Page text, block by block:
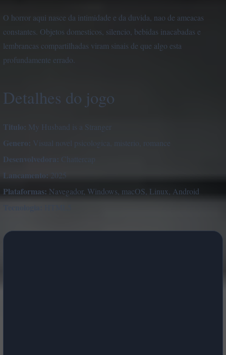
O horror aqui nasce da intimidade e da duvida, nao de ameacas
constantes. Objetos domesticos, silencio, bebidas inacabadas e
lembrancas compartilhadas viram sinais de que algo esta
profundamente errado.
Detalhes do jogo
Titulo: My Husband is a Stranger
Genero: Visual novel psicologica, misterio, romance
Desenvolvedora: Chattercap
Lancamento: 2025
Plataformas: Navegador, Windows, macOS, Linux, Android